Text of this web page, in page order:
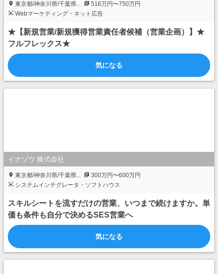
東京都/神奈川県/千葉県...
516万円〜750万円
Webマーケティング・ネット広告
★【新規営業/新規獲得営業責任者候補（営業企画）】★
フルフレックス★
気になる
イナゾウ 株式会社
東京都/神奈川県/千葉県...
300万円〜600万円
システムインテグレータ・ソフトハウス
スキルシートを流すだけの営業、いつまで続けますか。単
価も条件も自分で決めるSES営業へ
気になる